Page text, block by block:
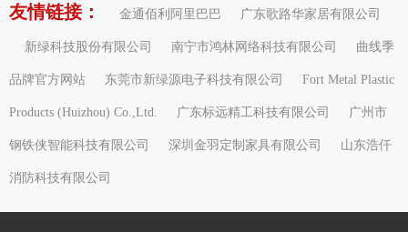
友情链接： 金通佰利阿里巴巴 广东歌路华家居有限公司
新绿科技股份有限公司 南宁市鸿林网络科技有限公司 曲线季
品牌官方网站 东莞市新绿源电子科技有限公司 Fort Metal Plastic
Products (Huizhou) Co.,Ltd. 广东标远精工科技有限公司 广州市
钢铁侠智能科技有限公司 深圳金羽定制家具有限公司 山东浩仟
消防科技有限公司